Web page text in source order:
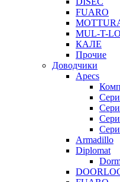
FUARO
MUL-T-
КАЛЕ
Прочие
Доводчики
Apecs
Armadillo
Diplomat